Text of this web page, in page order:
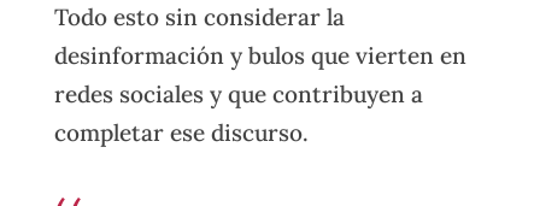
Todo esto sin considerar la
desinformación y bulos que vierten en
redes sociales y que contribuyen a
completar ese discurso.